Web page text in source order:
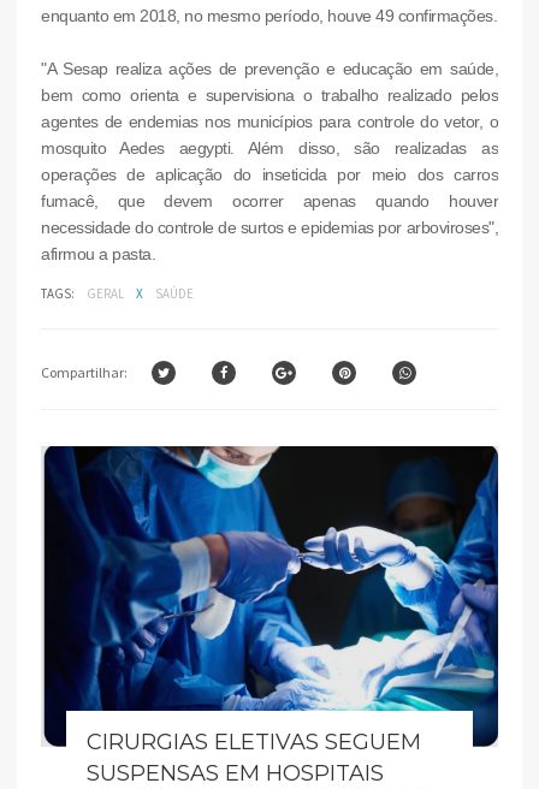
enquanto em 2018, no mesmo período, houve 49 confirmações.
"A Sesap realiza ações de prevenção e educação em saúde,
bem como orienta e supervisiona o trabalho realizado pelos
agentes de endemias nos municípios para controle do vetor, o
mosquito Aedes aegypti. Além disso, são realizadas as
operações de aplicação do inseticida por meio dos carros
fumacê, que devem ocorrer apenas quando houver
necessidade do controle de surtos e epidemias por arboviroses",
afirmou a pasta.
TAGS: GERAL X SAÚDE
Compartilhar:
CIRURGIAS ELETIVAS SEGUEM
SUSPENSAS EM HOSPITAIS